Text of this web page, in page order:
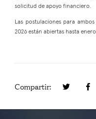
solicitud de apoyo financiero.
Las postulaciones para
2026 están abiertas hasta
Compartir: